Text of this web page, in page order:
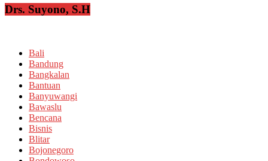
Drs. Suyono, S.H
Bali
Bandung
Bangkalan
Bantuan
Banyuwangi
Bawaslu
Bencana
Bisnis
Blitar
Bojonegoro